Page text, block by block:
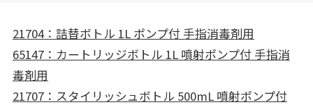
21704：詰替ボトル 1L ポンプ付 手指消毒剤用
65147：カートリッジボトル 1L 噴射ポンプ付 手指消
毒剤用
21707：スタイリッシュボトル 500mL 噴射ポンプ付